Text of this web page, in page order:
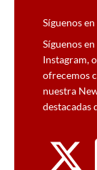
Síguenos
Síguenos
Instagram,
ofrecemos
nuestra
destacadas